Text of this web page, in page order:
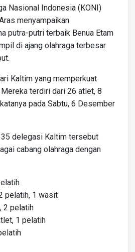
Nasional Indonesia (KONI)
menyampaikan
putra-putri terbaik Benua Etam
di ajang olahraga terbesar
Kaltim yang memperkuat
terdiri dari 26 atlet, 8
pada Sabtu, 6 Desember
delegasi Kaltim tersebut
cabang olahraga dengan
pelatih, 1 wasit
2 pelatih
1 pelatih